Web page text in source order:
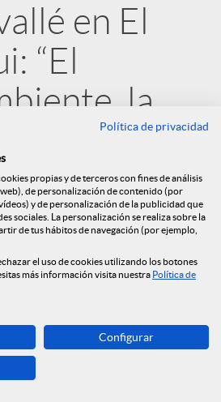
en El
“El
la
social y la
contarán
de los
Política de privacidad
propias y de terceros con fines de análisis
de personalización de contenido (por
y de personalización de la publicidad que
sociales. La personalización se realiza sobre la
de tus hábitos de navegación (por ejemplo,
el uso de cookies utilizando los botones
más información visita nuestra Política de
Configurar